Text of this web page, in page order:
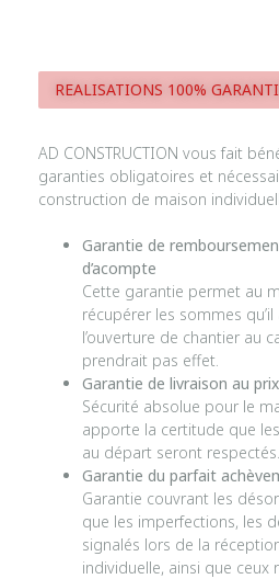
REALISATIONS 100%
AD CONSTRUCTION vous fait
garanties obligatoires et
construction de maison
Garantie de
d’acompte
Cette garantie permet au
récupérer les sommes
l’ouverture de chantier au
prendrait pas effet.
Garantie de livraison au
Sécurité absolue pour le
apporte la certitude que
au départ seront respectés.
Garantie du parfait
Garantie couvrant les
que les imperfections, les
signalés lors de la
individuelle, ainsi que ceux